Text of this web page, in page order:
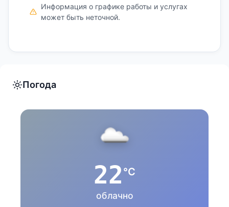
Информация о графике работы и услугах
может быть неточной.
Погода
22 °C
облачно